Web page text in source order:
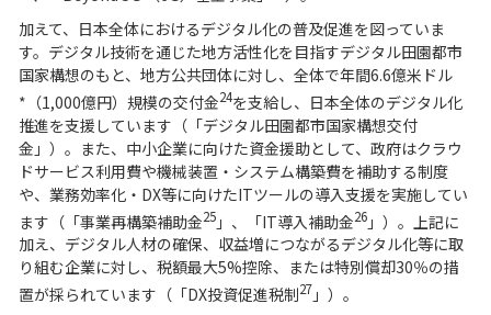
加えて、日本全体におけるデジタル化の普及促進を図っていま
す。デジタル技術を通じた地方活性化を目指すデジタル田園都市
国家構想のもと、地方公共団体に対し、全体で年間6.6億米ドル
*（1,000億円）規模の交付金24を支給し、日本全体のデジタル化
推進を支援しています（「デジタル田園都市国家構想交付
金」）。また、中小企業に向けた資金援助として、政府はクラウ
ドサービス利用費や機械装置・システム構築費を補助する制度
や、業務効率化・DX等に向けたITツールの導入支援を実施してい
ます（「事業再構築補助金25」、「IT導入補助金26」）。上記に
加え、デジタル人材の確保、収益増につながるデジタル化等に取
り組む企業に対し、税額最大5%控除、または特別償却30％の措
置が採られています（「DX投資促進税制27 」）。